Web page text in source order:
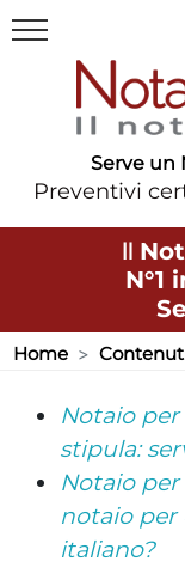
Serve un
Preventivi
Il
N°1
Home
Notaio
stipula:
Notaio per
notaio per
italiano?